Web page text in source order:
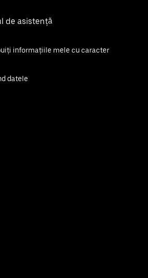
de asistență
informațiile mele cu caracter
datele